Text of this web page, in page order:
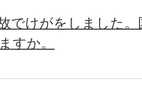
でけがをしました
すか。